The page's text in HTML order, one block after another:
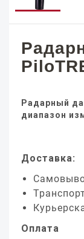
Радарный
диапазон
Доставка:
Оплата